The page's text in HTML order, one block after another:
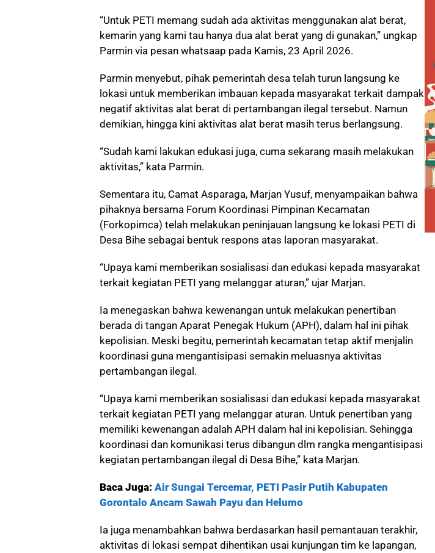
“Untuk PETI memang sudah ada aktivitas menggunakan alat berat,
kemarin yang kami tau hanya dua alat berat yang di gunakan,” ungkap
Parmin via pesan whatsaap pada Kamis, 23 April 2026.
Parmin menyebut, pihak pemerintah desa telah turun langsung ke
lokasi untuk memberikan imbauan kepada masyarakat terkait dampak
negatif aktivitas alat berat di pertambangan ilegal tersebut. Namun
demikian, hingga kini aktivitas alat berat masih terus berlangsung.
“Sudah kami lakukan edukasi juga, cuma sekarang masih melakukan
aktivitas,” kata Parmin.
Sementara itu, Camat Asparaga, Marjan Yusuf, menyampaikan bahwa
pihaknya bersama Forum Koordinasi Pimpinan Kecamatan
(Forkopimca) telah melakukan peninjauan langsung ke lokasi PETI di
Desa Bihe sebagai bentuk respons atas laporan masyarakat.
“Upaya kami memberikan sosialisasi dan edukasi kepada masyarakat
terkait kegiatan PETI yang melanggar aturan,” ujar Marjan.
Ia menegaskan bahwa kewenangan untuk melakukan penertiban
berada di tangan Aparat Penegak Hukum (APH), dalam hal ini pihak
kepolisian. Meski begitu, pemerintah kecamatan tetap aktif menjalin
koordinasi guna mengantisipasi semakin meluasnya aktivitas
pertambangan ilegal.
“Upaya kami memberikan sosialisasi dan edukasi kepada masyarakat
terkait kegiatan PETI yang melanggar aturan. Untuk penertiban yang
memiliki kewenangan adalah APH dalam hal ini kepolisian. Sehingga
koordinasi dan komunikasi terus dibangun dlm rangka mengantisipasi
kegiatan pertambangan ilegal di Desa Bihe,” kata Marjan.
Baca Juga: Air Sungai Tercemar, PETI Pasir Putih Kabupaten
Gorontalo Ancam Sawah Payu dan Helumo
Ia juga menambahkan bahwa berdasarkan hasil pemantauan terakhir,
aktivitas di lokasi sempat dihentikan usai kunjungan tim ke lapangan,